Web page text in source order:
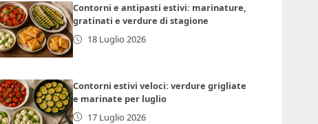
Contorni e antipasti estivi: marinature,
gratinati e verdure di stagione
18 Luglio 2026
Contorni estivi veloci: verdure grigliate
e marinate per luglio
17 Luglio 2026